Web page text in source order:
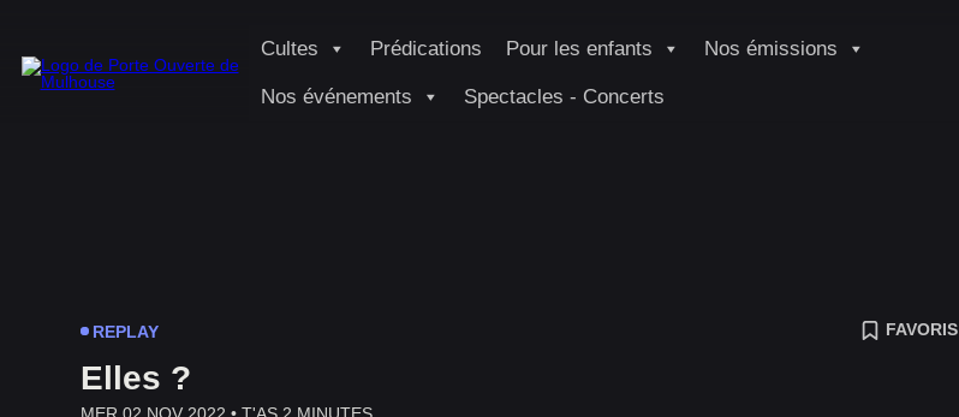
Cultes Prédications Pour les enfants Nos émissions
Nos événements Spectacles - Concerts
REPLAY FAVORIS
Elles ?
MER 02 NOV 2022 • T'AS 2 MINUTES